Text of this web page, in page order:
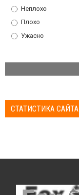
Неплохо
Плохо
Ужасно
СТАТИСТИКА САЙТА